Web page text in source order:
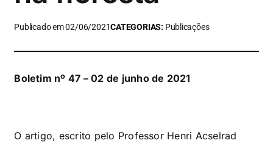
Publicado em 02/06/2021CATEGORIAS: Publicações
Boletim nº 47 – 02 de junho de 2021
O artigo, escrito pelo Professor Henri Acselrad